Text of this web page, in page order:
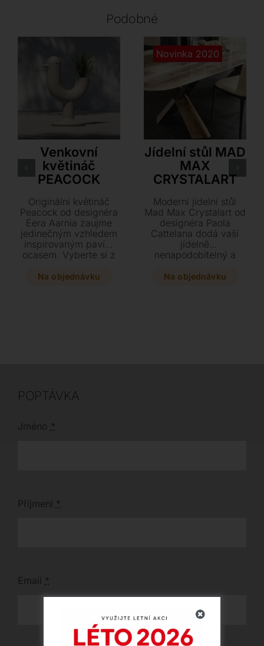
Podobné
VONDOM
Venkovní
květináč
PEACOCK
Originální květináč
Peacock od designéra
Eera Aarnia zaujme
jedinečným vzhledem
inspirovaným pavím
ocasem. Vyberte si z
nebo svítící LED
Na objednávku
Novinka 2020
Cattelan Italia
Jídelní stůl MAD
MAX
CRYSTALART
Moderní jídelní stůl
Mad Max Crystalart od
designéra Paola
Cattelana dodá vaší
jídelně
nenapodobitelný a
unikátní desce s
Na objednávku
POPTÁVKA
Jméno *
Příjmení *
Email *